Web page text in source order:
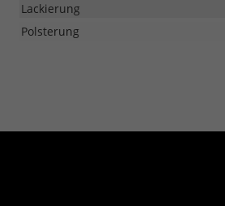
Lackierung
Polsterung